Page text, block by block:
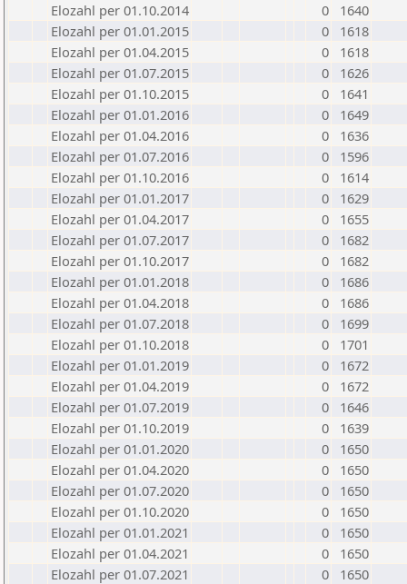
Elozahl per 01.10.2014
0
1640
Elozahl per 01.01.2015
0
1618
Elozahl per 01.04.2015
0
1618
Elozahl per 01.07.2015
0
1626
Elozahl per 01.10.2015
0
1641
Elozahl per 01.01.2016
0
1649
Elozahl per 01.04.2016
0
1636
Elozahl per 01.07.2016
0
1596
Elozahl per 01.10.2016
0
1614
Elozahl per 01.01.2017
0
1629
Elozahl per 01.04.2017
0
1655
Elozahl per 01.07.2017
0
1682
Elozahl per 01.10.2017
0
1682
Elozahl per 01.01.2018
0
1686
Elozahl per 01.04.2018
0
1686
Elozahl per 01.07.2018
0
1699
Elozahl per 01.10.2018
0
1701
Elozahl per 01.01.2019
0
1672
Elozahl per 01.04.2019
0
1672
Elozahl per 01.07.2019
0
1646
Elozahl per 01.10.2019
0
1639
Elozahl per 01.01.2020
0
1650
Elozahl per 01.04.2020
0
1650
Elozahl per 01.07.2020
0
1650
Elozahl per 01.10.2020
0
1650
Elozahl per 01.01.2021
0
1650
Elozahl per 01.04.2021
0
1650
Elozahl per 01.07.2021
0
1650